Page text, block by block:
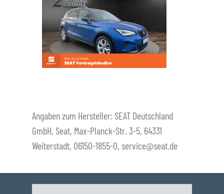
Angaben zum Hersteller: SEAT Deutschland
GmbH, Seat, Max-Planck-Str. 3-5, 64331
Weiterstadt, 06150-1855-0, service@seat.de